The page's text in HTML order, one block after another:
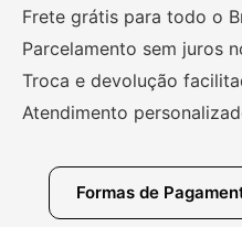
Frete grátis para todo o
Parcelamento sem juros
Troca e devolução
Atendimento
Formas de